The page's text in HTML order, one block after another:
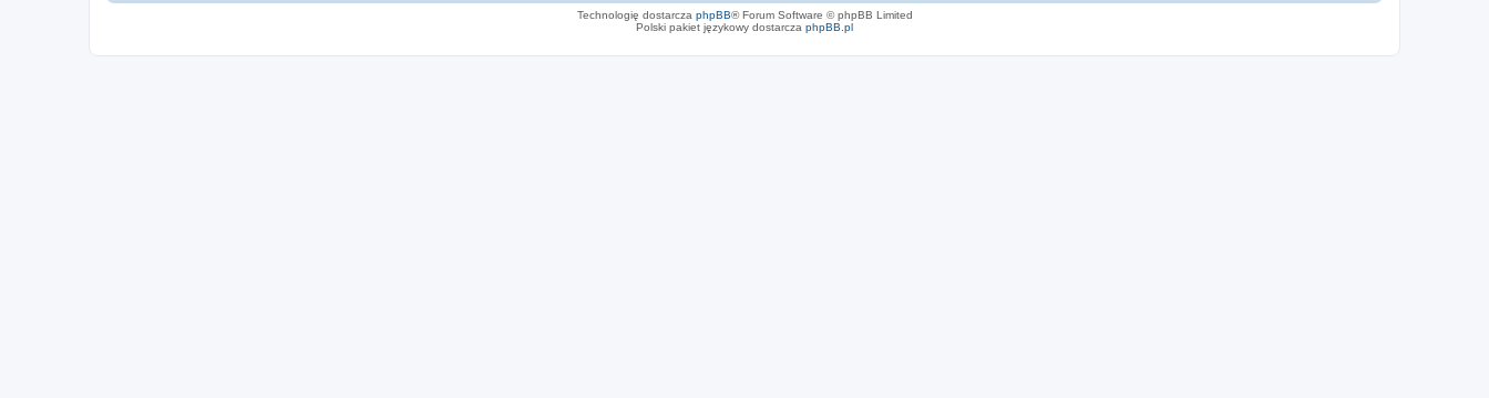
Technologię dostarcza phpBB® Forum Software © phpBB Limited
Polski pakiet językowy dostarcza phpBB.pl